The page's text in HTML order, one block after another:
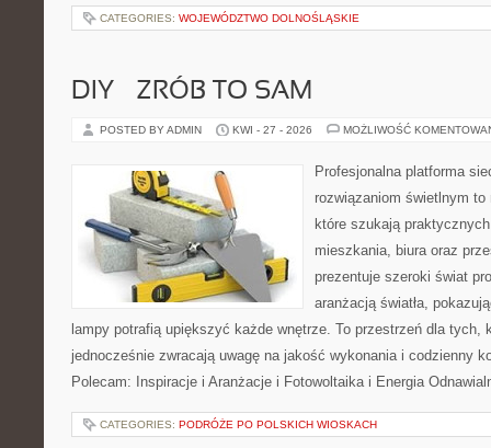
CATEGORIES: WOJEWÓDZTWO DOLNOŚLĄSKIE
DIY – ZRÓB TO SAM
POSTED BY ADMIN KWI - 27 - 2026 MOŻLIWOŚĆ
Profesjonalna platforma
rozwiązaniom świetlnym
które szukają
mieszkania, biura oraz
prezentuje szeroki świat
aranżacją światła,
lampy potrafią upiększyć każde wnętrze. To przestrzeń dla tych,
jednocześnie zwracają uwagę na jakość wykonania i codzienny
Polecam: Inspiracje i Aranżacje i Fotowoltaika i Energia
CATEGORIES: PODRÓŻE PO POLSKICH WIOSKACH